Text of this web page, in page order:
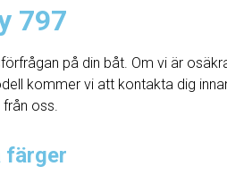
797
på din båt. Om vi ​​är
kommer vi att kontakta dig
oss.
färger